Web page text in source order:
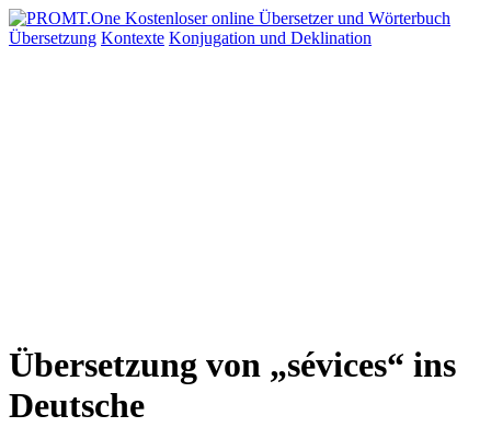
Übersetzung Kontexte Konjugation und Deklination
Übersetzung von „sévices“ ins
Deutsche